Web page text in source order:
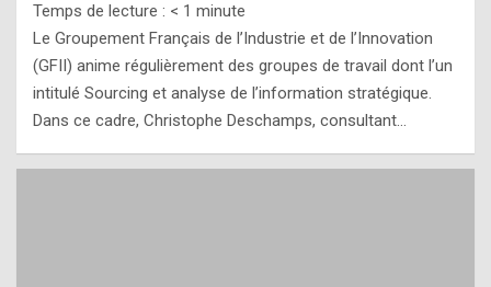
Temps de lecture : < 1 minute
Le Groupement Français de l’Industrie et de l’Innovation
(GFII) anime régulièrement des groupes de travail dont l’un
intitulé Sourcing et analyse de l’information stratégique.
Dans ce cadre, Christophe Deschamps, consultant…